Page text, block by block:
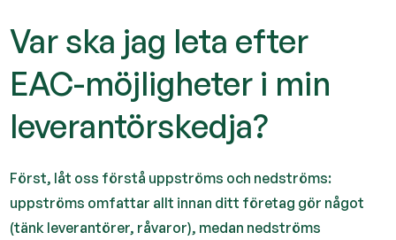
Var ska jag leta efter
EAC-möjligheter i min
leverantörskedja?
Först, låt oss förstå uppströms och nedströms:
uppströms omfattar allt innan ditt företag gör något
(tänk leverantörer, råvaror), medan nedströms